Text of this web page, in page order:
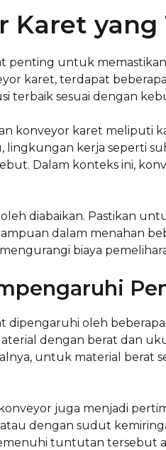
Karet yang
penting untuk
karet, terdapat
terbaik sesuai dengan
konveyor karet meliputi
lingkungan kerja seperti
Dalam konteks ini,
diabaikan. Pastikan
dalam menahan
biaya
oleh
dengan berat dan
untuk material berat
juga menjadi
dengan sudut
tuntutan tersebut